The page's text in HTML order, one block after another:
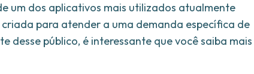
um dos aplicativos mais utilizados atualmente
para atender a uma demanda específica de
desse público, é interessante que você saiba mais